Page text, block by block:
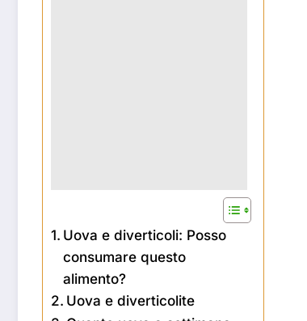
Uova e diverticoli: Posso
consumare questo
alimento?
Uova e diverticolite